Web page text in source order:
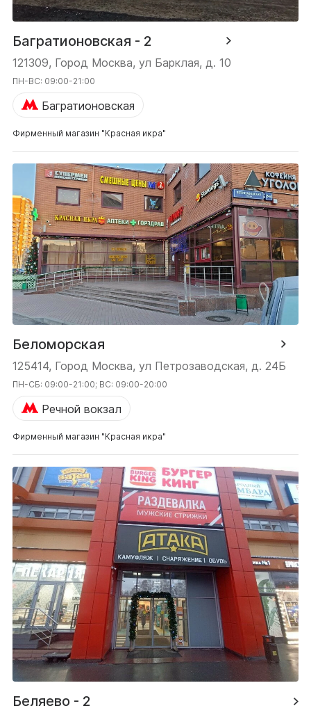
Багратионовская - 2
121309, Город Москва, ул Барклая, д. 10
ПН-ВС: 09:00-21:00
Багратионовская
Фирменный магазин "Красная икра"
Беломорская
125414, Город Москва, ул Петрозаводская, д. 24Б
ПН-СБ: 09:00-21:00; ВС: 09:00-20:00
Речной вокзал
Фирменный магазин "Красная икра"
Беляево - 2